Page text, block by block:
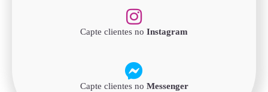
Capte clientes no Instagram
Capte clientes no Messenger